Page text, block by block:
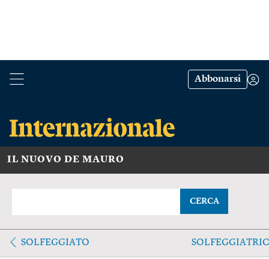
Abbonarsi
IL NUOVO DE MAURO
CERCA
SOLFEGGIATO